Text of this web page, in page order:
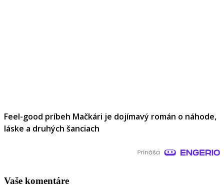
Feel-good príbeh Mačkári je dojímavý román o náhode,
láske a druhých šanciach
Vaše komentáre